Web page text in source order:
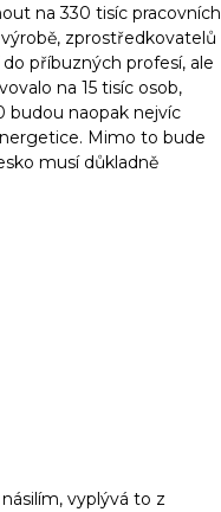
na 330 tisíc pracovních
zprostředkovatelů
příbuzných profesí, ale
na 15 tisíc osob,
budou naopak nejvíc
Mimo to bude
musí důkladně
vyplývá to z